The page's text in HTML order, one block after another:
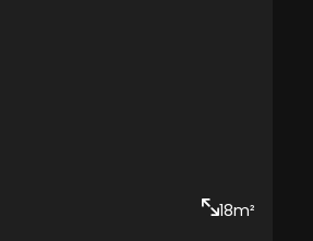
18m²